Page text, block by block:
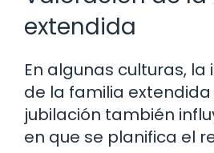
extendida
En algunas culturas,
de la familia extendida
jubilación también
en que se planifica el